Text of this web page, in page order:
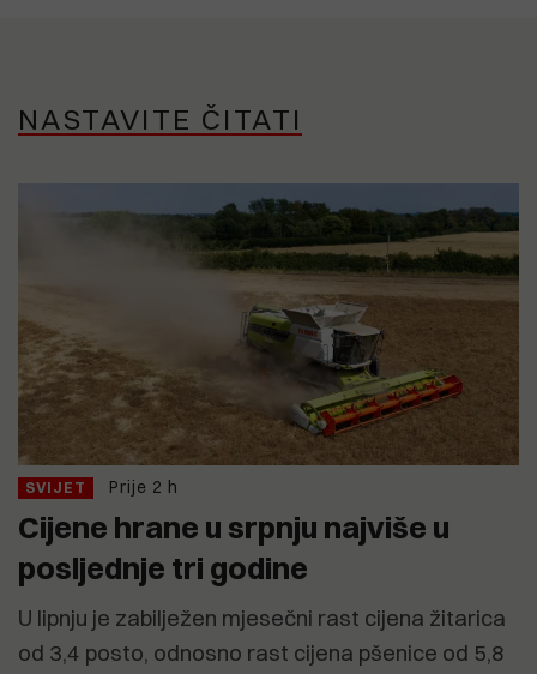
NASTAVITE ČITATI
SVIJET Prije 2 h
Cijene hrane u srpnju najviše u
posljednje tri godine
U lipnju je zabilježen mjesečni rast cijena žitarica
od 3,4 posto, odnosno rast cijena pšenice od 5,8